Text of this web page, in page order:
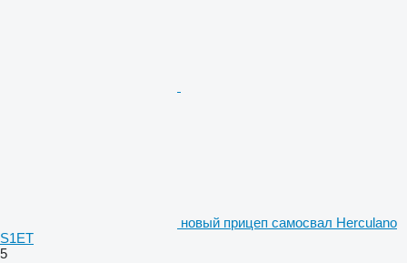
новый прицеп самосвал Herculano
S1ET
5